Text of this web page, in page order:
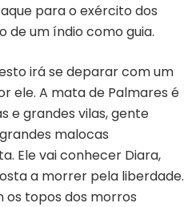
para o exército dos
de um índio como guia.
irá se deparar com um
ele. A mata de Palmares é
e grandes vilas, gente
malocas
Ele vai conhecer Diara,
a morrer pela liberdade.
os topos dos morros